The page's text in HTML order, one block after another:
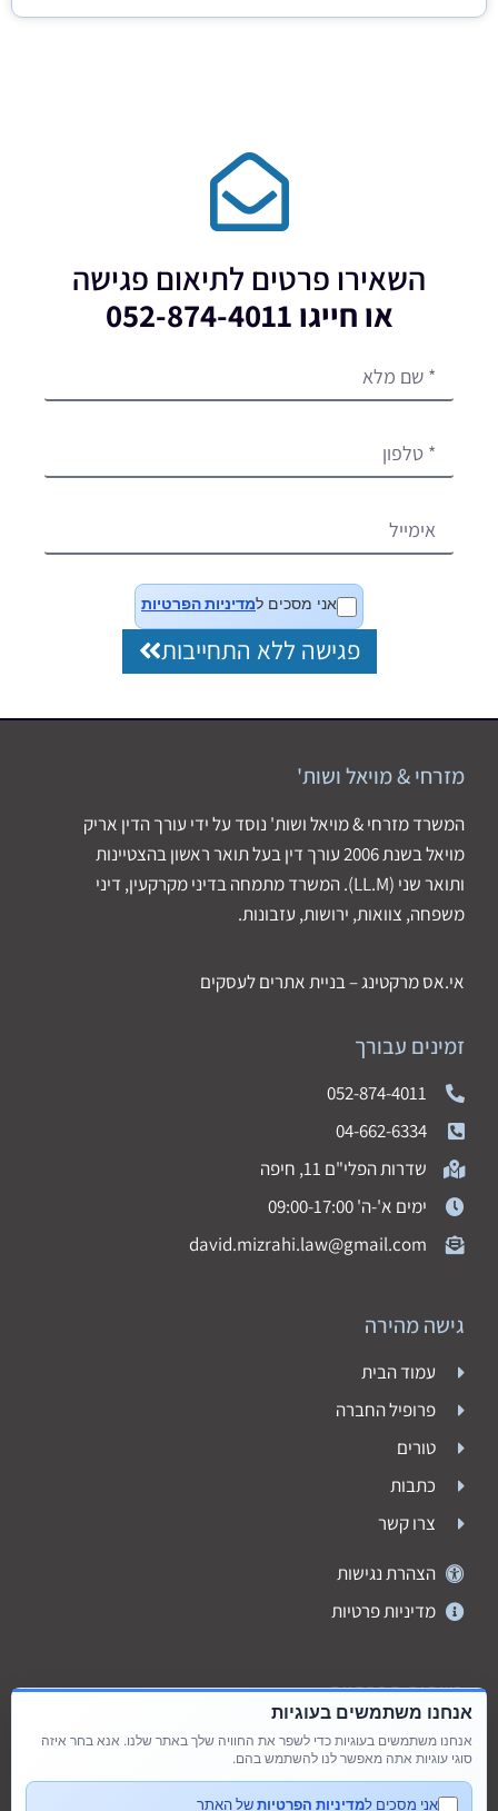
השאירו פרטים לתיאום פגישה
או חייגו 052-874-4011
אני מסכים למדיניות הפרטיות
פגישה ללא התחייבות
מזרחי & מויאל ושות'
המשרד מזרחי & מויאל ושות' נוסד על ידי עורך הדין אריק
מויאל בשנת 2006 עורך דין בעל תואר ראשון בהצטיינות
ותואר שני (LL.M). המשרד מתמחה בדיני מקרקעין, דיני
משפחה, צוואות, ירושות, עזבונות.
אי.אס מרקטינג – בניית אתרים לעסקים
זמינים עבורך
052-874-4011
04-662-6334
שדרות הפלי"ם 11, חיפה
ימים א'-ה' 09:00-17:00
david.mizrahi.law@gmail.com
גישה מהירה
עמוד הבית
פרופיל החברה
טורים
כתבות
צרו קשר
הצהרת נגישות
מדיניות פרטיות
רשתות חברתיות
אנחנו משתמשים בעוגיות
אנחנו משתמשים בעוגיות כדי לשפר את החוויה שלך באתר שלנו. אנא בחר איזה
סוגי עוגיות אתה מאפשר לנו להשתמש בהם.
אני מסכים למדיניות הפרטיותשל האתר